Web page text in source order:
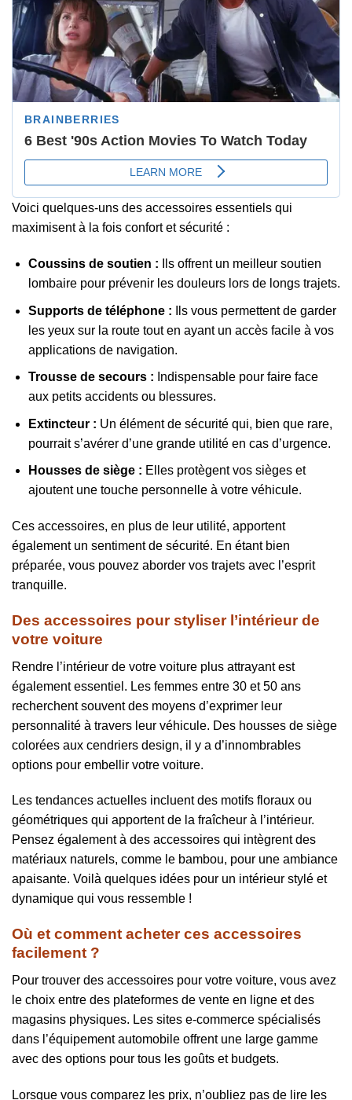
Voici quelques-uns des accessoires essentiels qui
maximisent à la fois confort et sécurité :
Coussins de soutien : Ils offrent un meilleur soutien
lombaire pour prévenir les douleurs lors de longs trajets.
Supports de téléphone : Ils vous permettent de garder
les yeux sur la route tout en ayant un accès facile à vos
applications de navigation.
Trousse de secours : Indispensable pour faire face
aux petits accidents ou blessures.
Extincteur : Un élément de sécurité qui, bien que rare,
pourrait s’avérer d’une grande utilité en cas d’urgence.
Housses de siège : Elles protègent vos sièges et
ajoutent une touche personnelle à votre véhicule.
Ces accessoires, en plus de leur utilité, apportent
également un sentiment de sécurité. En étant bien
préparée, vous pouvez aborder vos trajets avec l’esprit
tranquille.
Des accessoires pour styliser l’intérieur de
votre voiture
Rendre l’intérieur de votre voiture plus attrayant est
également essentiel. Les femmes entre 30 et 50 ans
recherchent souvent des moyens d’exprimer leur
personnalité à travers leur véhicule. Des housses de siège
colorées aux cendriers design, il y a d’innombrables
options pour embellir votre voiture.
Les tendances actuelles incluent des motifs floraux ou
géométriques qui apportent de la fraîcheur à l’intérieur.
Pensez également à des accessoires qui intègrent des
matériaux naturels, comme le bambou, pour une ambiance
apaisante. Voilà quelques idées pour un intérieur stylé et
dynamique qui vous ressemble !
Où et comment acheter ces accessoires
facilement ?
Pour trouver des accessoires pour votre voiture, vous avez
le choix entre des plateformes de vente en ligne et des
magasins physiques. Les sites e-commerce spécialisés
dans l’équipement automobile offrent une large gamme
avec des options pour tous les goûts et budgets.
Lorsque vous comparez les prix, n’oubliez pas de lire les